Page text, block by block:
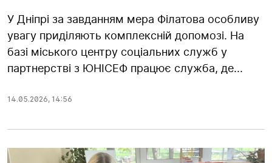
У Дніпрі за завданням мера Філатова особливу
увагу приділяють комплексній допомозі. На
базі міського центру соціальних служб у
партнерстві з ЮНІСЕФ працює служба, де...
14.05.2026, 14:56